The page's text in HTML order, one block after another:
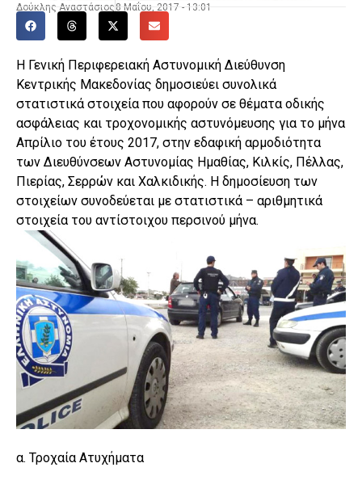
Δούκλης Αναστάσιος 8 Μαΐου, 2017 - 13:01
Η Γενική Περιφερειακή Αστυνομική Διεύθυνση
Κεντρικής Μακεδονίας δημοσιεύει συνολικά
στατιστικά στοιχεία που αφορούν σε θέματα οδικής
ασφάλειας και τροχονομικής αστυνόμευσης για το μήνα
Απρίλιο του έτους 2017, στην εδαφική αρμοδιότητα
των Διευθύνσεων Αστυνομίας Ημαθίας, Κιλκίς, Πέλλας,
Πιερίας, Σερρών και Χαλκιδικής. Η δημοσίευση των
στοιχείων συνοδεύεται με στατιστικά – αριθμητικά
στοιχεία του αντίστοιχου περσινού μήνα.
α. Τροχαία Ατυχήματα